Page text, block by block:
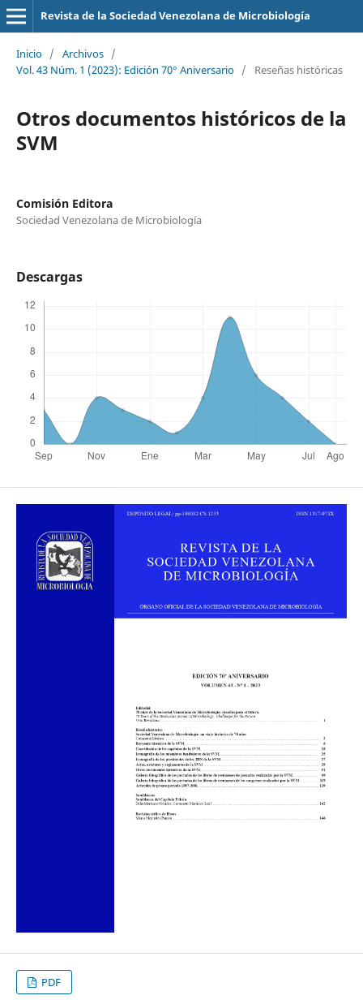
Revista de la Sociedad Venezolana de Microbiología
Inicio / Archivos /
Vol. 43 Núm. 1 (2023): Edición 70° Aniversario / Reseñas históricas
Otros documentos históricos de la
SVM
Comisión Editora
Sociedad Venezolana de Microbiología
Descargas
PDF